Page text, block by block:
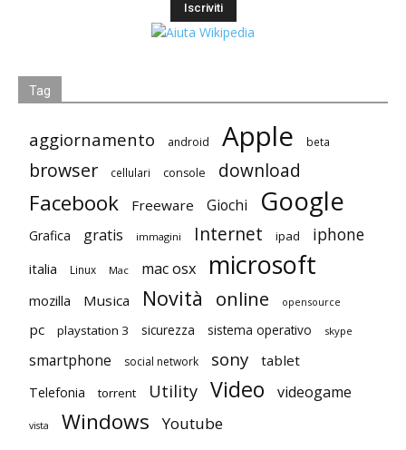
Tag
aggiornamento android Apple beta
browser cellulari console download
Facebook Freeware Giochi Google
Grafica gratis immagini Internet ipad iphone
italia Linux Mac mac osx microsoft
mozilla Musica Novità online opensource
pc playstation 3 sicurezza sistema operativo skype
smartphone social network sony tablet
Telefonia torrent Utility Video videogame
vista Windows Youtube